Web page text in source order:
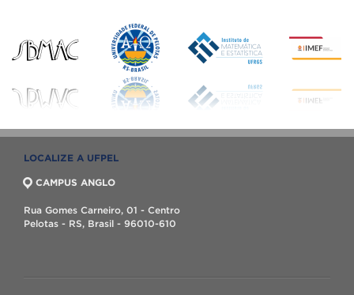
LOCALIZE A UFPEL
CAMPUS ANGLO
Rua Gomes Carneiro, 01 - Centro
Pelotas - RS, Brasil - 96010-610